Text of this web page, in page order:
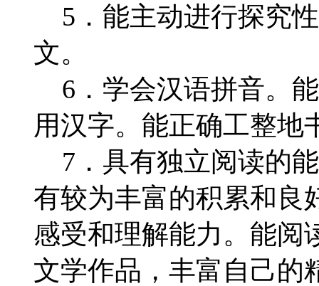
5．能主动进行探究
文。
6．学会汉语拼音。
用汉字。能正确工整地
7．具有独立阅读的
有较为丰富的积累和良
感受和理解能力。能阅
文学作品，丰富自己的